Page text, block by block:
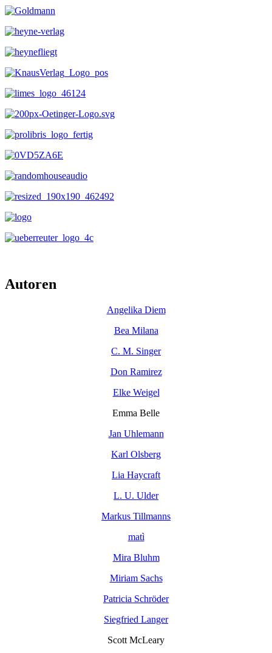
Autoren
Angelika Diem
Bea Milana
C. M. Singer
Don Ramirez
Elke Weigel
Emma Belle
Jan Uhlemann
Karl Olsberg
Lia Haycraft
L. U. Ulder
Markus Tillmanns
matì
Mira Bluhm
Miriam Sachs
Patricia Schröder
Siegfried Langer
Scott McLeary